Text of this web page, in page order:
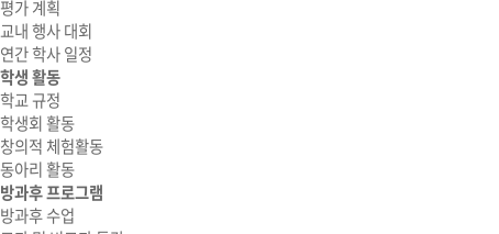
평가 계획
교내 행사 대회
연간 학사 일정
학생 활동
학교 규정
학생회 활동
창의적 체험활동
동아리 활동
방과후 프로그램
방과후 수업